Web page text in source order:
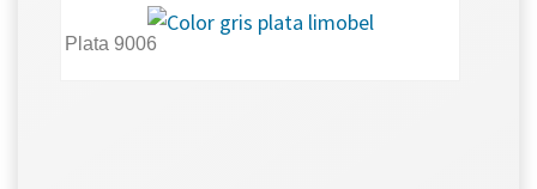
Plata 9006